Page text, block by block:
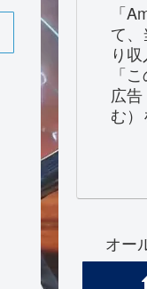
「
て
り
「
広
む）
オー